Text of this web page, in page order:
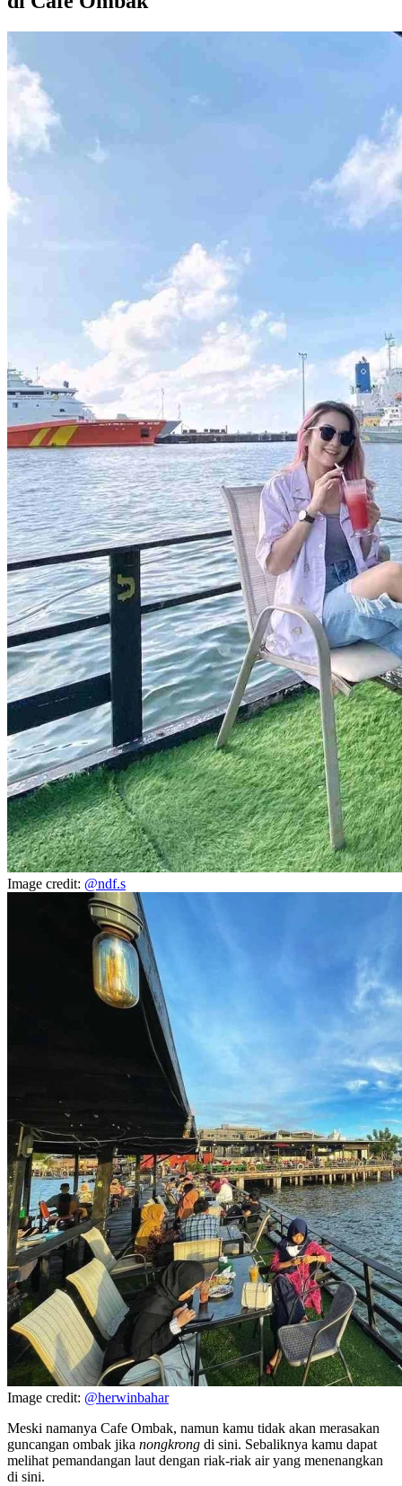
Image credit: @ndf.s
Image credit: @herwinbahar
Meski namanya Cafe Ombak, namun kamu tidak akan merasakan
guncangan ombak jika nongkrong di sini. Sebaliknya kamu dapat
melihat pemandangan laut dengan riak-riak air yang menenangkan
di sini.